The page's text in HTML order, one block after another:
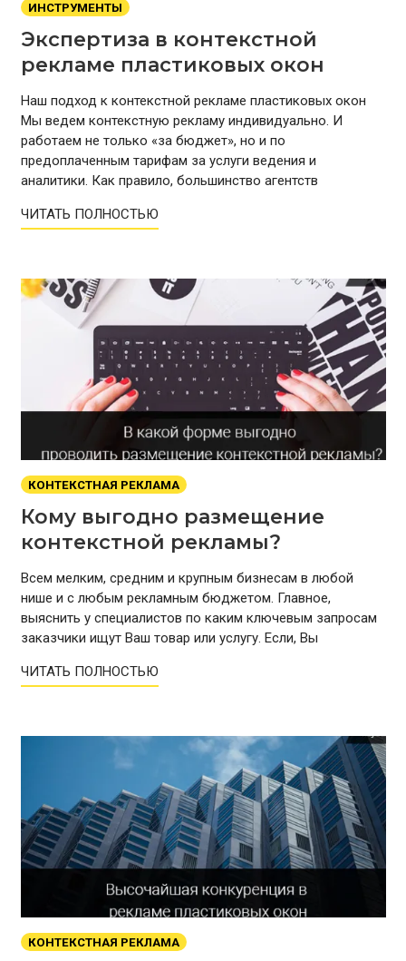
ИНСТРУМЕНТЫ
Экспертиза в контекстной
рекламе пластиковых окон
Наш подход к контекстной рекламе пластиковых окон
Мы ведем контекстную рекламу индивидуально. И
работаем не только «за бюджет», но и по
предоплаченным тарифам за услуги ведения и
аналитики. Как правило, большинство агентств
ЧИТАТЬ ПОЛНОСТЬЮ
КОНТЕКСТНАЯ РЕКЛАМА
Кому выгодно размещение
контекстной рекламы?
Всем мелким, средним и крупным бизнесам в любой
нише и с любым рекламным бюджетом. Главное,
выяснить у специалистов по каким ключевым запросам
заказчики ищут Ваш товар или услугу. Если, Вы
ЧИТАТЬ ПОЛНОСТЬЮ
КОНТЕКСТНАЯ РЕКЛАМА